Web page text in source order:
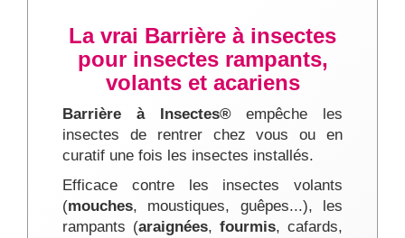
La vrai Barrière à insectes
pour insectes rampants,
volants et acariens
Barrière à Insectes®empêche les
insectes de rentrer chez vous ou en
curatif une fois les insectes installés.
Efficace contre les insectes volants
(mouches, moustiques, guêpes...), les
rampants (araignées, fourmis, cafards,